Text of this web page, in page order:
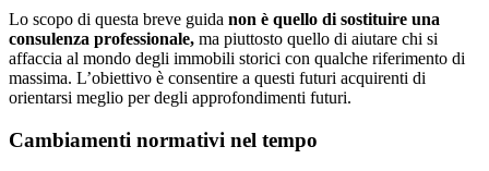
Lo scopo di questa breve guida non è quello di sostituire una
consulenza professionale, ma piuttosto quello di aiutare chi si
affaccia al mondo degli immobili storici con qualche riferimento di
massima. L’obiettivo è consentire a questi futuri acquirenti di
orientarsi meglio per degli approfondimenti futuri.
Cambiamenti normativi nel tempo